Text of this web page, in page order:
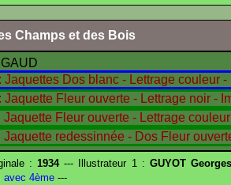
Champs et des Bois
: 1934--- Illustrateur 1 : GUYOT
avec 4ème ---